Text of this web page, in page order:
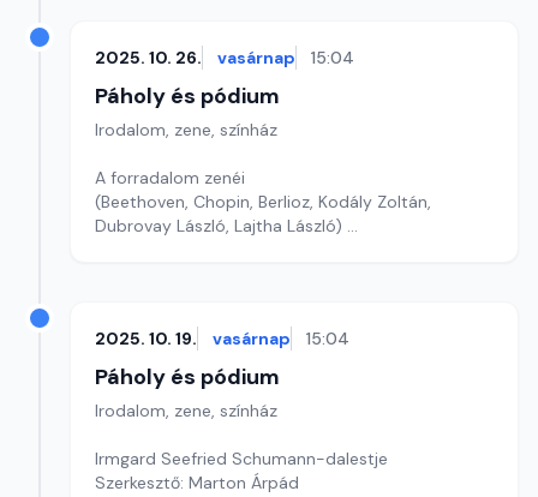
2025. 10. 26. vasárnap 15:04
Páholy és pódium
Irodalom, zene, színház
A forradalom zenéi
(Beethoven, Chopin, Berlioz, Kodály Zoltán,
Dubrovay László, Lajtha László)
2025. 10. 19. vasárnap 15:04
Páholy és pódium
Irodalom, zene, színház
Irmgard Seefried Schumann-dalestje
Szerkesztő: Marton Árpád